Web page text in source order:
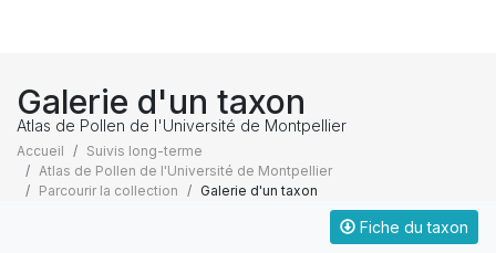
Galerie d'un taxon
Atlas de Pollen de l'Université de Montpellier
Accueil
Suivis long-terme
Atlas de Pollen de l'Université de Montpellier
Parcourir la collection
Galerie d'un taxon
Fiche du taxon